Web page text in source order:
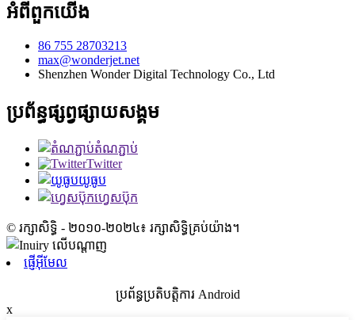
អំពីពួកយើង
86 755 28703213
max@wonderjet.net
Shenzhen Wonder Digital Technology Co., Ltd
ប្រព័ន្ធផ្សព្វផ្សាយសង្គម
តំណភ្ជាប់
Twitter
យូធូប
ហ្វេសប៊ុក
© រក្សាសិទ្ធិ - ២០១០-២០២៤៖ រក្សាសិទ្ធិគ្រប់យ៉ាង។
ផ្ញើអ៊ីមែល
ប្រព័ន្ធប្រតិបត្តិការ Android
x